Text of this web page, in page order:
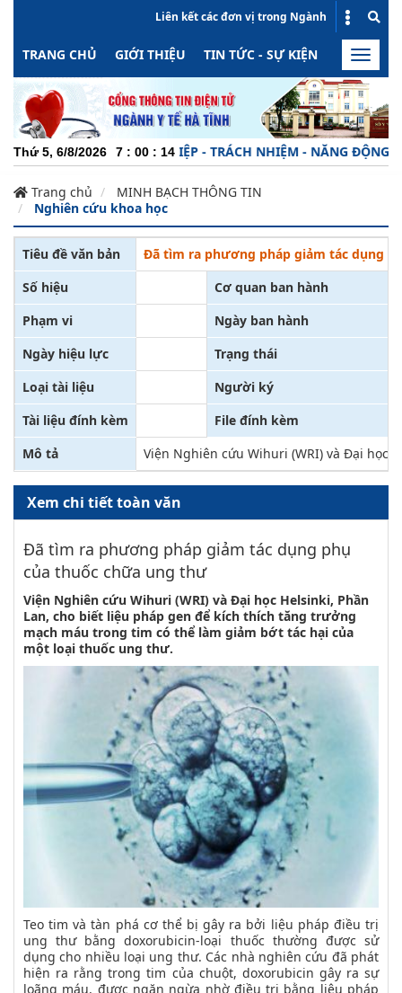
Liên kết các đơn vị trong Ngành
TRANG CHỦ GIỚI THIỆU TIN TỨC - SỰ KIỆN HOẠT
Toggle
Thứ 5, 6/8/2026 7 : 00 : 14
CHUYÊN NGHIỆP - TRÁCH NHIỆM - NĂNG ĐỘNG -
Trang chủ
MINH BẠCH THÔNG TIN
Nghiên cứu khoa học
Tiêu đề văn bản
Đã tìm ra phương pháp giảm tác dụng
Số hiệu
Cơ quan ban hành
Phạm vi
Ngày ban hành
Ngày hiệu lực
Trạng thái
Loại tài liệu
Người ký
Tài liệu đính kèm
File đính kèm
Mô tả
Viện Nghiên cứu Wihuri (WRI) và Đại
Xem chi tiết toàn văn
Đã tìm ra phương pháp giảm tác dụng phụ
của thuốc chữa ung thư
Viện Nghiên cứu Wihuri (WRI) và Đại học Helsinki, Phần
Lan, cho biết liệu pháp gen để kích thích tăng trưởng
mạch máu trong tim có thể làm giảm bớt tác hại của
một loại thuốc ung thư.
Teo tim và tàn phá cơ thể bị gây ra bởi liệu pháp điều trị
ung thư bằng doxorubicin-loại thuốc thường được sử
dụng cho nhiều loại ung thư. Các nhà nghiên cứu đã phát
hiện ra rằng trong tim của chuột, doxorubicin gây ra sự
loãng máu, được ngăn ngừa nhờ điều trị bằng liệu pháp